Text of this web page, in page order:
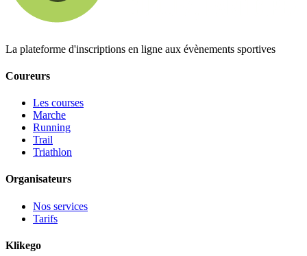
La plateforme d'inscriptions en ligne aux évènements sportives
Coureurs
Les courses
Marche
Running
Trail
Triathlon
Organisateurs
Nos services
Tarifs
Klikego